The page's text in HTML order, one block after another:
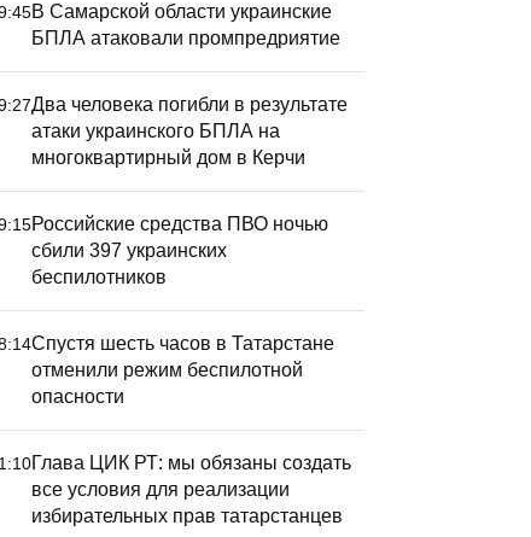
тренер «Рубина»
за разгром от
в Кубке России
В Самарской области украинские
БПЛА атаковали промпредриятие
Два человека погибли в результате
атаки украинского БПЛА на
многоквартирный дом в Керчи
Российские средства ПВО ночью
сбили 397 украинских
беспилотников
Спустя шесть часов в Татарстане
отменили режим беспилотной
опасности
Глава ЦИК РТ: мы обязаны создать
все условия для реализации
избирательных прав татарстанцев